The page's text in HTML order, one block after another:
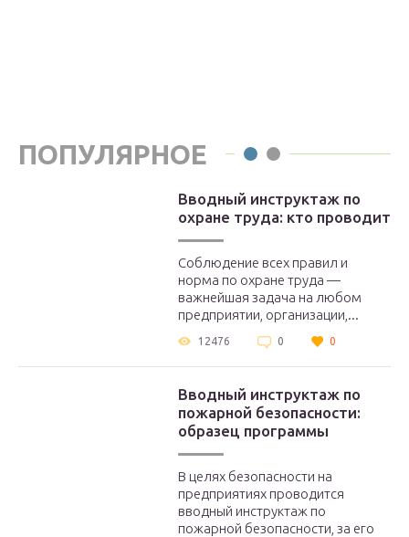
ПОПУЛЯРНОЕ
Вводный инструктаж по
охране труда: кто проводит
Соблюдение всех правил и
норма по охране труда —
важнейшая задача на любом
предприятии, организации,...
12476 0 0
Вводный инструктаж по
пожарной безопасности:
образец программы
В целях безопасности на
предприятиях проводится
вводный инструктаж по
пожарной безопасности, за его